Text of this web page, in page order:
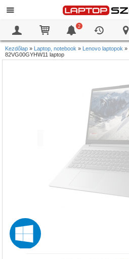
2
Kezdőlap » Laptop, notebook » Lenovo laptopok »
82VG00GYHW11 laptop